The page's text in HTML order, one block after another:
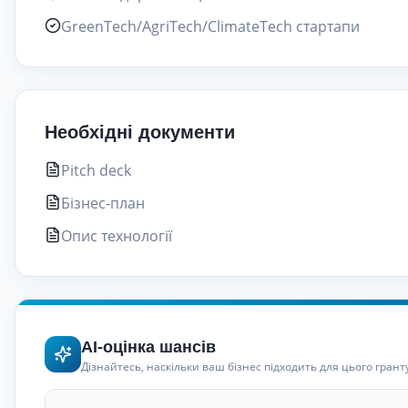
GreenTech/AgriTech/ClimateTech стартапи
Необхідні документи
Pitch deck
Бізнес-план
Опис технології
AI-оцінка шансів
Дізнайтесь, наскільки ваш бізнес підходить для цього